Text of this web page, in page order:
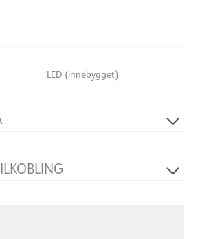
LED (innebygget)
230V 50Hz